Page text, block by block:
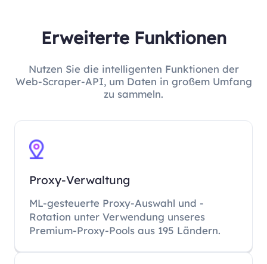
Erweiterte Funktionen
Nutzen Sie die intelligenten Funktionen der
Web-Scraper-API, um Daten in großem Umfang
zu sammeln.
Proxy-Verwaltung
ML-gesteuerte Proxy-Auswahl und -
Rotation unter Verwendung unseres
Premium-Proxy-Pools aus 195 Ländern.